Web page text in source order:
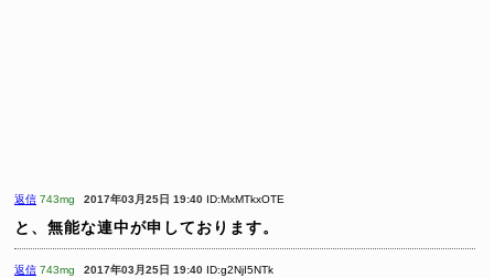
返信 743mg 2017年03月25日 19:40 ID:MxMTkxOTE
と、無能な連中が申しております。
返信 743mg 2017年03月25日 19:40 ID:g2NjI5NTk